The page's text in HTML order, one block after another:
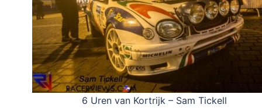
6 Uren van Kortrijk – Sam Tickell